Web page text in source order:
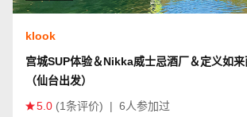
klook
宫城SUP体验＆Nikka威士忌酒厂＆定义如
（仙台出发）
5.0 (1条评价) | 6人参加过